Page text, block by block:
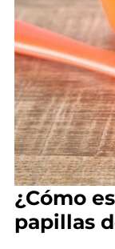
¿Cómo
papillas